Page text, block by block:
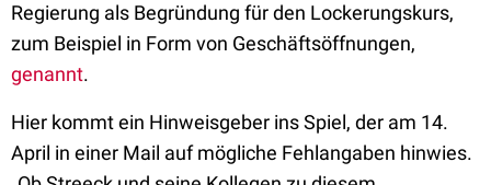
Regierung als Begründung für den Lockerungskurs,
zum Beispiel in Form von Geschäftsöffnungen,
genannt.
Hier kommt ein Hinweisgeber ins Spiel, der am 14.
April in einer Mail auf mögliche Fehlangaben hinwies.